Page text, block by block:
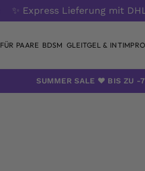
✨ Express Lieferung mit
FÜR PAARE BDSM GLEITGEL &
SUMMER SALE ❤️ BIS ZU -